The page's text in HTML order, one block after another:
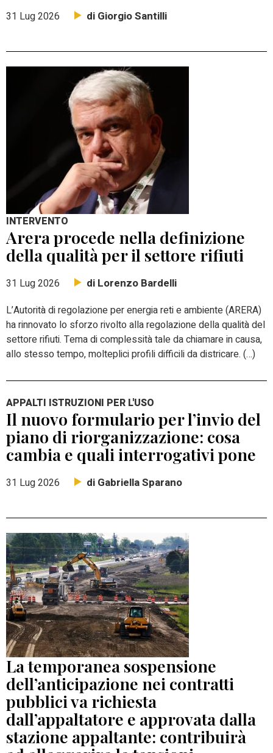
31 Lug 2026 di Giorgio Santilli
INTERVENTO
Arera procede nella definizione
della qualità per il settore rifiuti
31 Lug 2026 di Lorenzo Bardelli
L’Autorità di regolazione per energia reti e ambiente (ARERA)
ha rinnovato lo sforzo rivolto alla regolazione della qualità del
settore rifiuti. Tema di complessità tale da chiamare in causa,
allo stesso tempo, molteplici profili difficili da districare. (…)
APPALTI ISTRUZIONI PER L'USO
Il nuovo formulario per l’invio del
piano di riorganizzazione: cosa
cambia e quali interrogativi pone
31 Lug 2026 di Gabriella Sparano
La temporanea sospensione
dell’anticipazione nei contratti
pubblici va richiesta
dall’appaltatore e approvata dalla
stazione appaltante: contribuirà